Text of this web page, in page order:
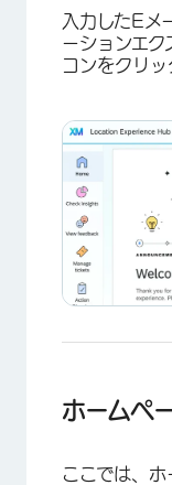
入力したEメ
ーションエク
コンをクリッ
ホームペ
ここでは、ホ